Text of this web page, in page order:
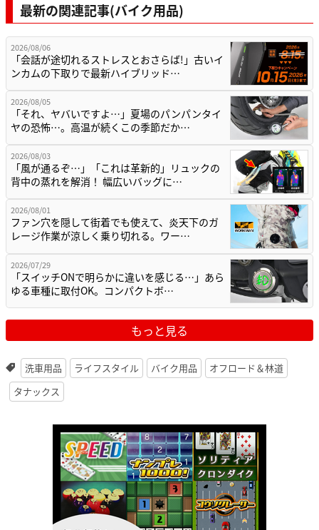
最新の関連記事(バイク用品)
2026/08/06
「会話が途切れるストレスとおさらば!」古いイ
ンカムの下取りで最新ハイブリッド…
2026/08/05
「それ、ヤバいですよ…」夏場のパンパンタイ
ヤの恐怖…。高温が続くこの季節だか…
2026/08/03
「風が通るぞ…」「これは革新的」リュックの
背中の蒸れを解消！ 幅広いバッグに…
2026/08/01
ファン穴を隠して街着でも使えて、炎天下のガ
レージ作業が涼しく乗り切れる。ワー…
2026/07/29
「スイッチONで明らかに違いを感じる…」あら
ゆる車種に取付OK。コンパクトボ…
もっと見る
洗車用品 ライフスタイル バイク用品
オフロード＆林道
タナックス